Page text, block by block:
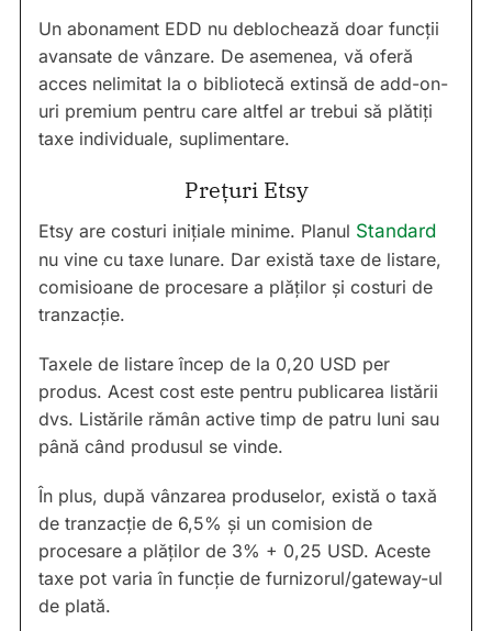
Un abonament EDD nu deblochează doar funcții
avansate de vânzare. De asemenea, vă oferă
acces nelimitat la o bibliotecă extinsă de add-on-
uri premium pentru care altfel ar trebui să plătiți
taxe individuale, suplimentare.
Prețuri Etsy
Etsy are costuri inițiale minime. Planul Standard
nu vine cu taxe lunare. Dar există taxe de listare,
comisioane de procesare a plăților și costuri de
tranzacție.
Taxele de listare încep de la 0,20 USD per
produs. Acest cost este pentru publicarea listării
dvs. Listările rămân active timp de patru luni sau
până când produsul se vinde.
În plus, după vânzarea produselor, există o taxă
de tranzacție de 6,5% și un comision de
procesare a plăților de 3% + 0,25 USD. Aceste
taxe pot varia în funcție de furnizorul/gateway-ul
de plată.